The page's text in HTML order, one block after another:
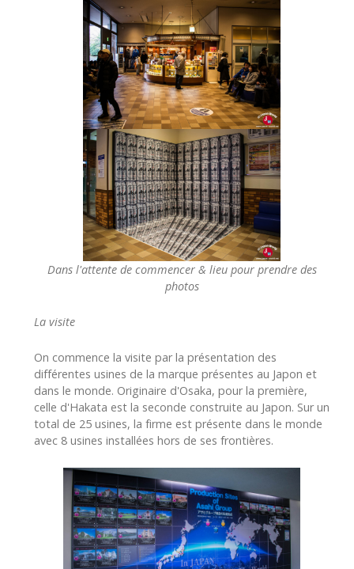
Dans l'attente de commencer & lieu pour prendre des
photos
La visite
On commence la visite par la présentation des
différentes usines de la marque présentes au Japon et
dans le monde. Originaire d'Osaka, pour la première,
celle d'Hakata est la seconde construite au Japon. Sur un
total de 25 usines, la firme est présente dans le monde
avec 8 usines installées hors de ses frontières.